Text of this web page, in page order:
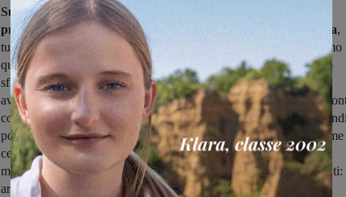
Subito pressing alto e rapide ripartenze, così il Valdarno si
procura almeno cinque nitide occasioni da gol in avvio di gara,
tutte però sventate dall'attenta difesa fiorentina. Nel finale del primo
quarto però Luti firma il meritato vantaggio dei valdarnesi proprio
sfruttando la sua velocità in contropiede che coglie di sorpresa gli
avversari. Nel secondo quarto la Pallanuoto Valdarno chiude
con ampio anticipo. L'ingresso in campo di Reshetnikov e
porta maggior lucidità sotto porta e il primo, stavolta schierato come
centroboa, è incontenibile. Segna una doppietta in poco più di un
minuto e crea per i compagni di squadra che si fanno trovare pronti:
arriva il primo gol stagionale di Chiarandini, poi Salvini e Fratini